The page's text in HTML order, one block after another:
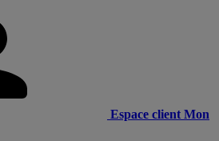
Espace client Mon